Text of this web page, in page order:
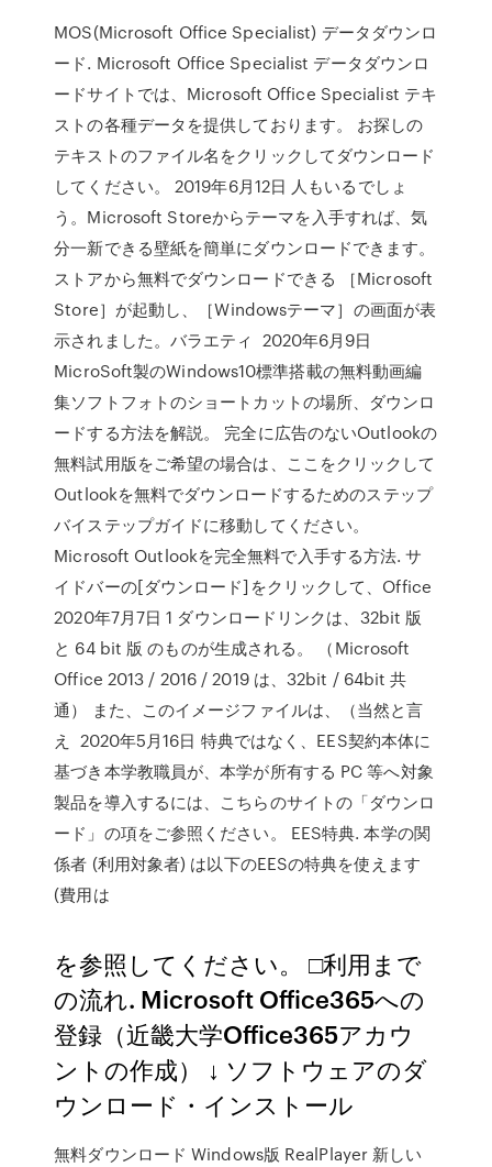
MOS(Microsoft Office Specialist) データダウンロ
ード. Microsoft Office Specialist データダウンロ
ードサイトでは、Microsoft Office Specialist テキ
ストの各種データを提供しております。 お探しの
テキストのファイル名をクリックしてダウンロード
してください。 2019年6月12日 人もいるでしょ
う。Microsoft Storeからテーマを入手すれば、気
分一新できる壁紙を簡単にダウンロードできます。
ストアから無料でダウンロードできる ［Microsoft
Store］が起動し、［Windowsテーマ］の画面が表
示されました。バラエティ 2020年6月9日
MicroSoft製のWindows10標準搭載の無料動画編
集ソフトフォトのショートカットの場所、ダウンロ
ードする方法を解説。 完全に広告のないOutlookの
無料試用版をご希望の場合は、ここをクリックして
Outlookを無料でダウンロードするためのステップ
バイステップガイドに移動してください。
Microsoft Outlookを完全無料で入手する方法. サ
イドバーの[ダウンロード]をクリックして、Office
2020年7月7日 1 ダウンロードリンクは、32bit 版
と 64 bit 版 のものが生成される。 （Microsoft
Office 2013 / 2016 / 2019 は、32bit / 64bit 共
通） また、このイメージファイルは、（当然と言
え 2020年5月16日 特典ではなく、EES契約本体に
基づき本学教職員が、本学が所有する PC 等へ対象
製品を導入するには、こちらのサイトの「ダウンロ
ード」の項をご参照ください。 EES特典. 本学の関
係者 (利用対象者) は以下のEESの特典を使えます
(費用は
を参照してください。 □利用まで
の流れ. Microsoft Office365への
登録（近畿大学Office365アカウ
ントの作成） ↓ ソフトウェアのダ
ウンロード・インストール
無料ダウンロード Windows版 RealPlayer 新しい